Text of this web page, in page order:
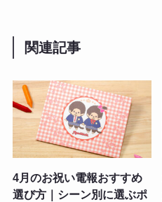
関連記事
4月のお祝い電報おすすめ
選び方｜シーン別に選ぶポ